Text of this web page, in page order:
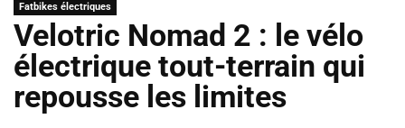
Fatbikes électriques
Velotric Nomad 2 : le vélo
électrique tout-terrain qui
repousse les limites